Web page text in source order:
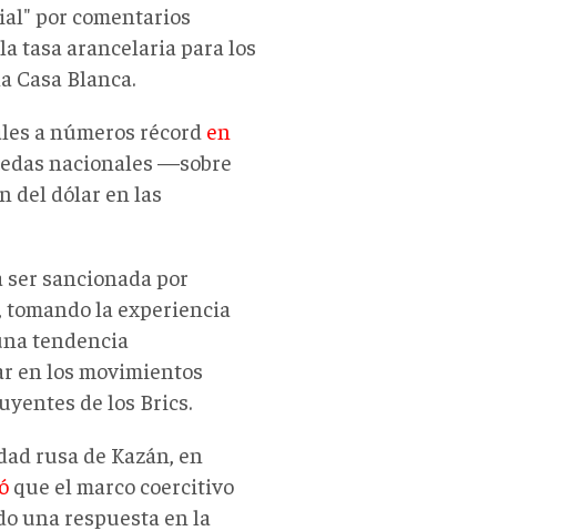
por comentarios
tasa arancelaria para los
Casa Blanca.
a números récord en
nacionales —sobre
del dólar en las
ser sancionada por
tomando la experiencia
tendencia
en los movimientos
de los Brics.
rusa de Kazán, en
que el marco coercitivo
una respuesta en la